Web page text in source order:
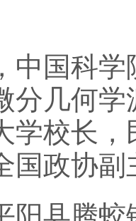
国科学
分几何
学校长
国政协